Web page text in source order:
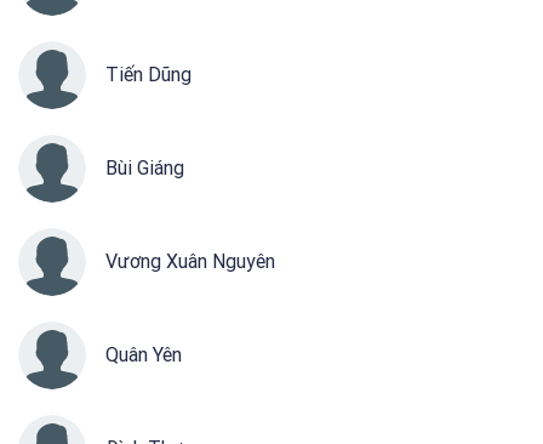
Tiến Dũng
Bùi Giáng
Vương Xuân Nguyên
Quân Yên